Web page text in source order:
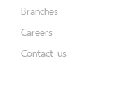
Branches
Careers
Contact us